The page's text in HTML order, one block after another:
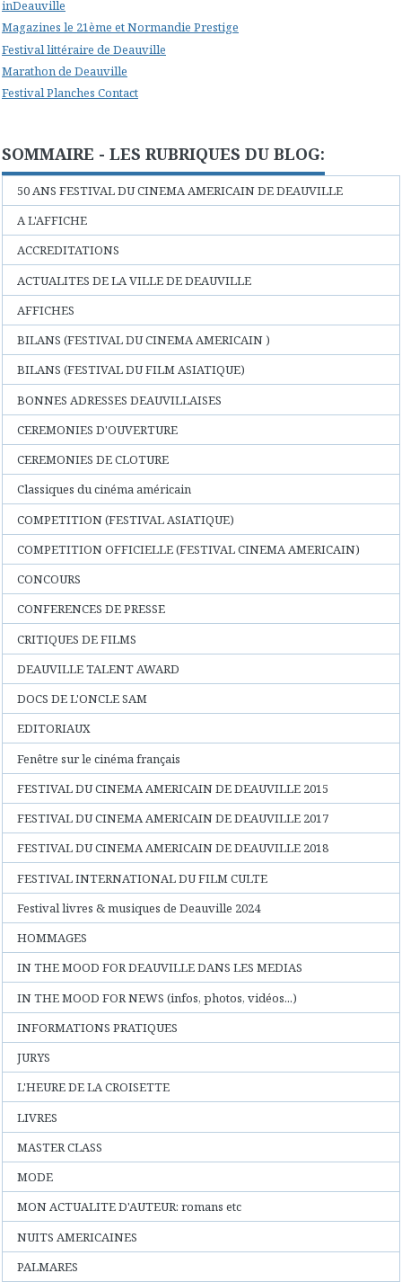
inDeauville
Magazines le 21ème et Normandie Prestige
Festival littéraire de Deauville
Marathon de Deauville
Festival Planches Contact
SOMMAIRE - LES RUBRIQUES DU BLOG:
50 ANS FESTIVAL DU CINEMA AMERICAIN DE DEAUVILLE
A L'AFFICHE
ACCREDITATIONS
ACTUALITES DE LA VILLE DE DEAUVILLE
AFFICHES
BILANS (FESTIVAL DU CINEMA AMERICAIN )
BILANS (FESTIVAL DU FILM ASIATIQUE)
BONNES ADRESSES DEAUVILLAISES
CEREMONIES D'OUVERTURE
CEREMONIES DE CLOTURE
Classiques du cinéma américain
COMPETITION (FESTIVAL ASIATIQUE)
COMPETITION OFFICIELLE (FESTIVAL CINEMA AMERICAIN)
CONCOURS
CONFERENCES DE PRESSE
CRITIQUES DE FILMS
DEAUVILLE TALENT AWARD
DOCS DE L'ONCLE SAM
EDITORIAUX
Fenêtre sur le cinéma français
FESTIVAL DU CINEMA AMERICAIN DE DEAUVILLE 2015
FESTIVAL DU CINEMA AMERICAIN DE DEAUVILLE 2017
FESTIVAL DU CINEMA AMERICAIN DE DEAUVILLE 2018
FESTIVAL INTERNATIONAL DU FILM CULTE
Festival livres & musiques de Deauville 2024
HOMMAGES
IN THE MOOD FOR DEAUVILLE DANS LES MEDIAS
IN THE MOOD FOR NEWS (infos, photos, vidéos...)
INFORMATIONS PRATIQUES
JURYS
L'HEURE DE LA CROISETTE
LIVRES
MASTER CLASS
MODE
MON ACTUALITE D'AUTEUR: romans etc
NUITS AMERICAINES
PALMARES